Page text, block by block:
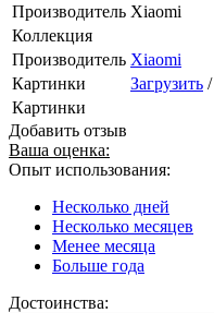
Производитель Xiaomi
Коллекция
Производитель Xiaomi
Картинки
Загрузить /
Картинки
Добавить отзыв
Ваша оценка:
Опыт использования:
Несколько дней
Несколько месяцев
Менее месяца
Больше года
Достоинства: